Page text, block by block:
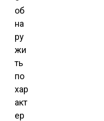
об
на
ру
жи
ть
по
хар
акт
ер